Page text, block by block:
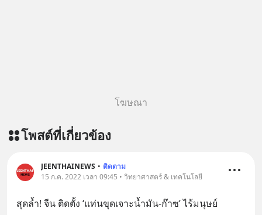
โฆษณา
โพสต์ที่เกี่ยวข้อง
JEENTHAINEWS • ติดตาม
15 ก.ค. 2022 เวลา 09:45 • วิทยาศาสตร์ & เทคโนโลยี
สุดล้ำ! จีน ติดตั้ง ‘แท่นขุดเจาะน้ำมัน-ก๊าซ’ ไร้มนุษย์